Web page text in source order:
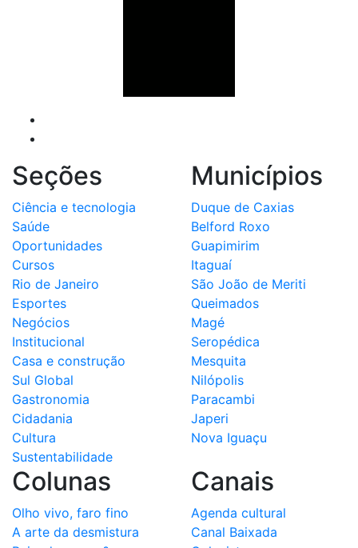
Seções
Ciência e tecnologia
Saúde
Oportunidades
Cursos
Rio de Janeiro
Esportes
Negócios
Institucional
Casa e construção
Sul Global
Gastronomia
Cidadania
Cultura
Sustentabilidade
Municípios
Duque de Caxias
Belford Roxo
Guapimirim
Itaguaí
São João de Meriti
Queimados
Magé
Seropédica
Mesquita
Nilópolis
Paracambi
Japeri
Nova Iguaçu
Colunas
Olho vivo, faro fino
A arte da desmistura
Canais
Agenda cultural
Canal Baixada